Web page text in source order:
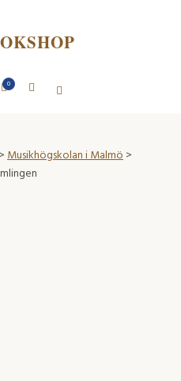
0
>Musikhögskolan i Malmö>